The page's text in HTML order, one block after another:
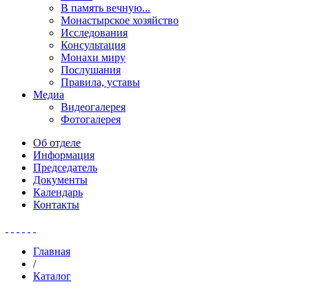
В память вечную...
Монастырское хозяйство
Исследования
Консультация
Монахи миру
Послушания
Правила, уставы
Медиа
Видеогалерея
Фотогалерея
Об отделе
Информация
Председатель
Документы
Календарь
Контакты
Главная
/
Каталог